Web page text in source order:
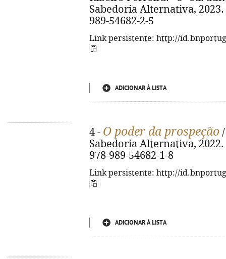
Sabedoria Alternativa, 2023.
989-54682-2-5
Link persistente: http://
ADICIONAR À LISTA
4 - O poder da prospeção
Sabedoria Alternativa, 2022.
978-989-54682-1-8
Link persistente: http://
ADICIONAR À LISTA